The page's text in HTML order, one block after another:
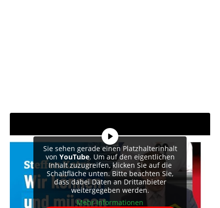
Sie sehen gerade einen Platzhalterinhalt
von YouTube. Um auf den eigentlichen
Inhalt zuzugreifen, klicken Sie auf die
Schaltfläche unten. Bitte beachten Sie,
dass dabei Daten an Drittanbieter
weitergegeben werden.
Mehr Informationen